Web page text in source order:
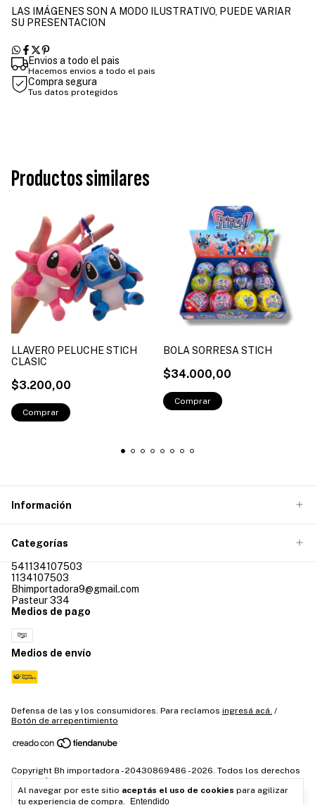
Al navegar por este sitio aceptás el uso de cookies para agilizar
tu experiencia de compra.
Entendido
LAS IMÁGENES SON A MODO ILUSTRATIVO, PUEDE VARIAR
SU PRESENTACION
Envios a todo el pais
Hacemos envios a todo el pais
Compra segura
Tus datos protegidos
Productos similares
LLAVERO PELUCHE STICH
CLASIC
$3.200,00
BOLA SORRESA STICH
$34.000,00
Información
Categorías
541134107503
1134107503
Bhimportadora9@gmail.com
Pasteur 334
Medios de pago
Medios de envío
Defensa de las y los consumidores. Para reclamos ingresá acá. /
Botón de arrepentimiento
Copyright Bh importadora - 20430869486 - 2026. Todos los derechos
reservados.